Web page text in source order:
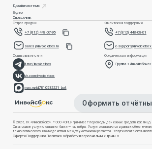
Дизайн-система
Видео
Справочник
Отдел продаж
+7 (812) 448-07-95
sales@invoicebox.ru
Клиентская поддержка
+7 (812) 448-08-01
c-
Социальные сети
t.me/invoicebox
vk.com/invoicebox
max.ru/id7810532221_bot
Юридическая информация
Группа «Инвойсбокс»
Оформить
© 2026, ГК «Инвойсбокс». * ООО «ОРЦ» принимает переводы денежных средств как
Финансовые услуги оказывают банки — партнёры. Услуги оказываются в рамках
технологического взаимодействия между участниками расчётов. Услуги агента
ОфертаПоддержкаПолитика обработки персональных данных